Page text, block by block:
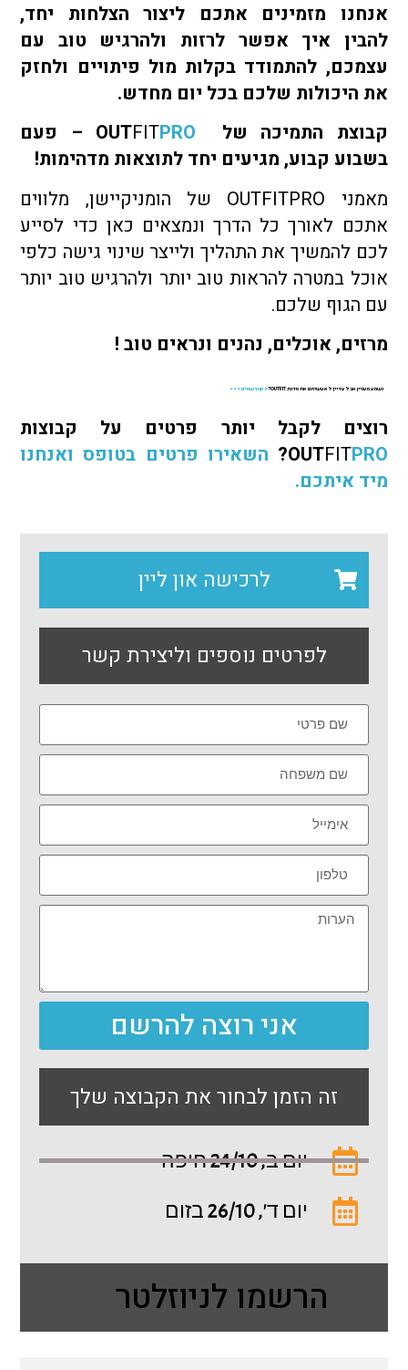
אנחנו מזמינים אתכם ליצור הצלחות יחד,
להבין איך אפשר לרזות ולהרגיש טוב עם
עצמכם, להתמודד בקלות מול פיתויים ולחזק
את היכולות שלכם בכל יום מחדש.
קבוצת התמיכה של
OUTFITPRO
– פעם
בשבוע קבוע, מגיעים יחד לתוצאות מדהימות!
מאמני OUTFITPRO של הומניקיישן, מלווים
אתכם לאורך כל הדרך ונמצאים כאן כדי לסייע
לכם להמשיך את התהליך ולייצר שינוי גישה כלפי
אוכל במטרה להראות טוב יותר ולהרגיש טוב יותר
עם הגוף שלכם.
מרזים, אוכלים, נהנים ונראים טוב !
נשמע מעניין אבל עדיין לא עשיתם את סדנתOUTFIT
?כאן נרשמים >>>
רוצים לקבל יותר פרטים על קבוצות
OUTFITPRO
? השאירו פרטים בטופס ואנחנו
מיד איתכם.
לרכישה און ליין
לפרטים נוספים וליצירת קשר
אני רוצה להרשם
זה הזמן לבחור את הקבוצה שלך
יום ב, 24/10 חיפה
יום ד', 26/10 בזום
הרשמו לניוזלטר